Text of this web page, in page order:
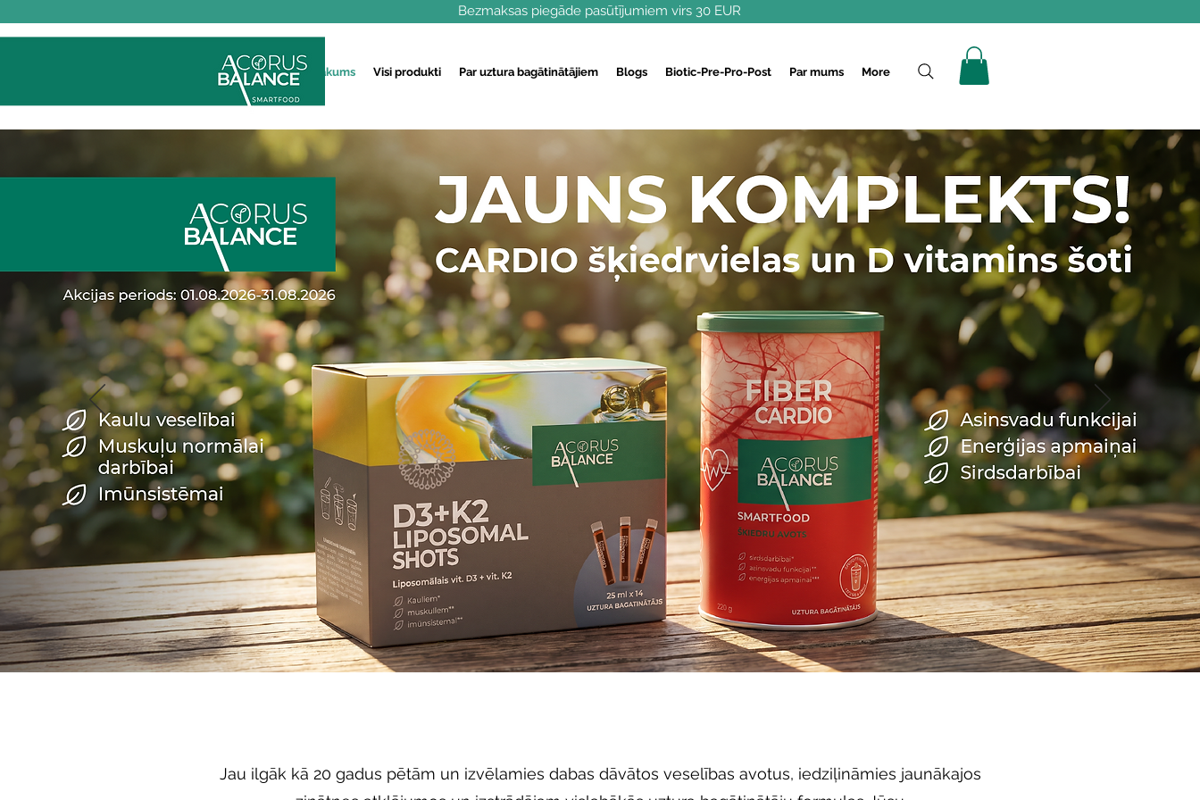
Sākums Visi produkti Par uztura bagātinātājiem Blogs Biotic-Pre-Pro-Post Par mums More
Bezmaksas piegāde pasūtījumiem virs 30 EUR
Jau ilgāk kā 20 gadus pētām un izvēlamies dabas dāvātos veselības avotus, iedziļināmies jaunākajos